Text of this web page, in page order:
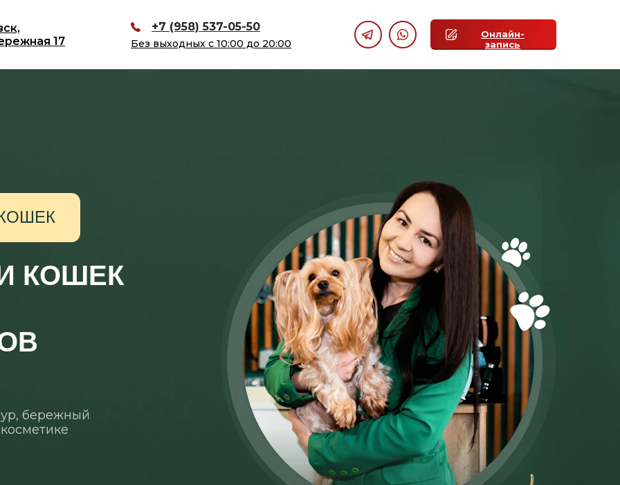
КОШЕК
бережный
+7 (958) 537-05-50
Без выходных с 10:00 до 20:00
Онлайн-
запись
17